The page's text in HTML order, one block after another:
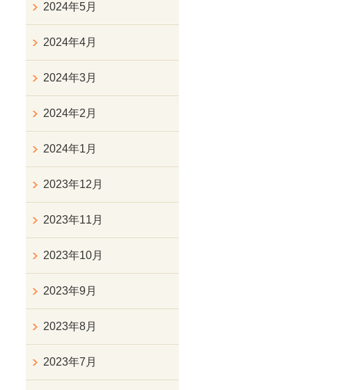
2024年5月
2024年4月
2024年3月
2024年2月
2024年1月
2023年12月
2023年11月
2023年10月
2023年9月
2023年8月
2023年7月